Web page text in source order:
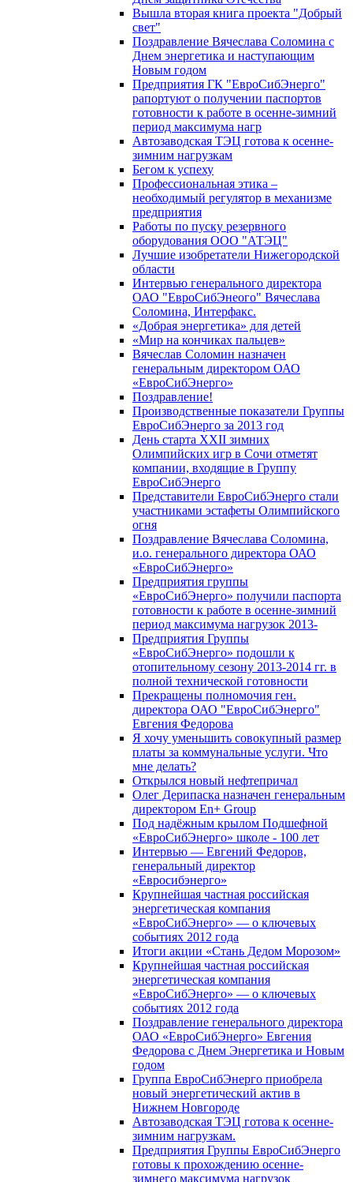
Вышла вторая книга проекта "Добрый
свет"
Поздравление Вячеслава Соломина с
Днем энергетика и наступающим
Новым годом
Предприятия ГК "ЕвроСибЭнерго"
рапортуют о получении паспортов
готовности к работе в осенне-зимний
период максимума нагр
Автозаводская ТЭЦ готова к осенне-
зимним нагрузкам
Бегом к успеху
Профессиональная этика –
необходимый регулятор в механизме
предприятия
Работы по пуску резервного
оборудования ООО "АТЭЦ"
Лучшие изобретатели Нижегородской
области
Интервью генерального директора
ОАО "ЕвроСибЭнеого" Вячеслава
Соломина, Интерфакс.
«Добрая энергетика» для детей
«Мир на кончиках пальцев»
Вячеслав Соломин назначен
генеральным директором ОАО
«ЕвроСибЭнерго»
Поздравление!
Производственные показатели Группы
ЕвроСибЭнерго за 2013 год
День старта XXII зимних
Олимпийских игр в Сочи отметят
компании, входящие в Группу
ЕвроСибЭнерго
Представители ЕвроСибЭнерго стали
участниками эстафеты Олимпийского
огня
Поздравление Вячеслава Соломина,
и.о. генерального директора ОАО
«ЕвроСибЭнерго»
Предприятия группы
«ЕвроСибЭнерго» получили паспорта
готовности к работе в осенне-зимний
период максимума нагрузок 2013-
Предприятия Группы
«ЕвроСибЭнерго» подошли к
отопительному сезону 2013-2014 гг. в
полной технической готовности
Прекращены полномочия ген.
директора ОАО "ЕвроСибЭнерго"
Евгения Федорова
Я хочу уменьшить совокупный размер
платы за коммунальные услуги. Что
мне делать?
Открылся новый нефтепричал
Олег Дерипаска назначен генеральным
директором En+ Group
Под надёжным крылом Подшефной
«ЕвроСибЭнерго» школе - 100 лет
Интервью — Евгений Федоров,
генеральный директор
«Евросибэнерго»
Крупнейшая частная российская
энергетическая компания
«ЕвроСибЭнерго» — о ключевых
событиях 2012 года
Итоги акции «Стань Дедом Морозом»
Крупнейшая частная российская
энергетическая компания
«ЕвроСибЭнерго» — о ключевых
событиях 2012 года
Поздравление генерального директора
ОАО «ЕвроСибЭнерго» Евгения
Федорова с Днем Энергетика и Новым
годом
Группа ЕвроСибЭнерго приобрела
новый энергетический актив в
Нижнем Новгороде
Автозаводская ТЭЦ готова к осенне-
зимним нагрузкам.
Предприятия Группы ЕвроСибЭнерго
готовы к прохождению осенне-
зимнего максимума нагрузок